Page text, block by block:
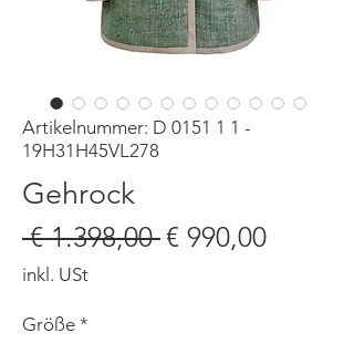
Artikelnummer: D 0151 1 1 -
19H31H45VL278
Gehrock
€ 1.398,00 Standardpreis
€ 990,00Sale-
inkl. USt
Größe *